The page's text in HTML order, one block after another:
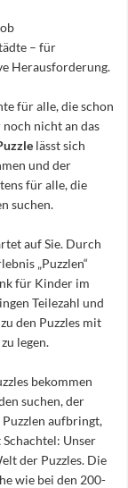
– für
Herausforderung.
für alle, die schon
noch nicht an das
lässt sich
und der
für alle, die
suchen.
auf Sie. Durch
„Puzzlen“
für Kinder im
Teilezahl und
den Puzzles mit
legen.
bekommen
suchen, der
aufbringt,
Unser
der Puzzles. Die
wie bei den 200-